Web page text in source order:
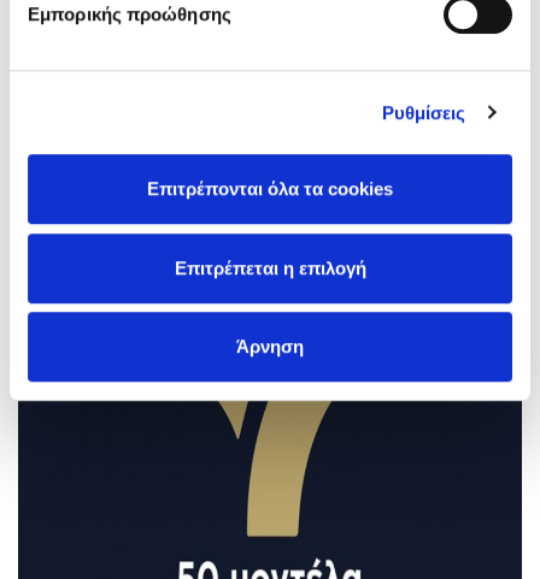
Εμπορικής προώθησης
Ρυθμίσεις
Επιτρέπονται όλα τα cookies
Επιτρέπεται η επιλογή
Άρνηση